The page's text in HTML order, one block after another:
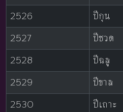
2526
ปีกุน
2527
ปีชวด
2528
ปีฉลู
2529
ปีขาล
2530
ปีเถาะ